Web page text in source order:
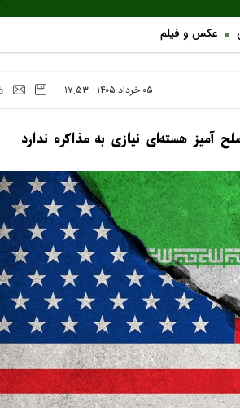
عکس و فیلم
۰۵ خرداد ۱۴۰۵ - ۱۷:۵۳
آمیز هسته‌ای نیازی به مذاکره ندارد